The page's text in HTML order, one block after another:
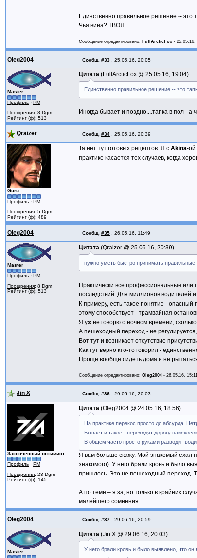
Единственно правильное решение -- это
Чья вина? ТВОЯ.
Сообщение отредактировано: FullArcticFox - 25.05.16,
Oleg2004 Сообщ. #33 25.05.16, 20:05
Master
Профиль · PM
Поощрения: 8 Dgm
Рейтинг (ф): 513
Цитата FullArcticFox @ 25.05.16, 19:04
Единственно правильное решение -- это
Иногда бывает и поздно....тапка в пол - а
Qraizer Сообщ. #34 25.05.16, 20:39
Guru
Профиль · PM
Поощрения: 5 Dgm
Рейтинг (ф): 489
Та нет тут готовых рецептов. Я с Akina-ой
практике касается тех случаев, когда
Oleg2004 Сообщ. #35 26.05.16, 11:49
Master
Профиль · PM
Поощрения: 8 Dgm
Рейтинг (ф): 513
Цитата Qraizer @ 25.05.16, 20:39
нужно уметь быстро принимать правильные
Практически все профессиональные или
последствий. Для миллионов водителей
К примеру, есть такое понятие -
этому способствует - трамвайная
Я уж не говорю о ночном времени,
А пешеходный переход - не
Вот тут и возникает отсутствие
Как тут верно кто-то говорил -
Проще вообще сидеть дома и не
Сообщение отредактировано: Oleg2004 - 26.05.16, 15:11
Jin X Сообщ. #36 29.06.16, 20:03
Законченный оптимист
Профиль · PM
Поощрения: 23 Dgm
Рейтинг (ф): 145
Цитата Oleg2004 @ 24.05.16, 18:56
На практике перекос просто до абсурда.
Бывает и такое - переходят дорогу
В общем часто просто руками разводит
Я вам больше скажу. Мой знакомый ехал
знакомого). У него брали кровь и было
пришлось. Это не пешеходный переход.
А по теме – я за, но только в крайних
малейшего сомнения.
Oleg2004 Сообщ. #37 29.06.16, 20:59
Master
Цитата Jin X @ 29.06.16, 20:03
У него брали кровь и было выявлено, что